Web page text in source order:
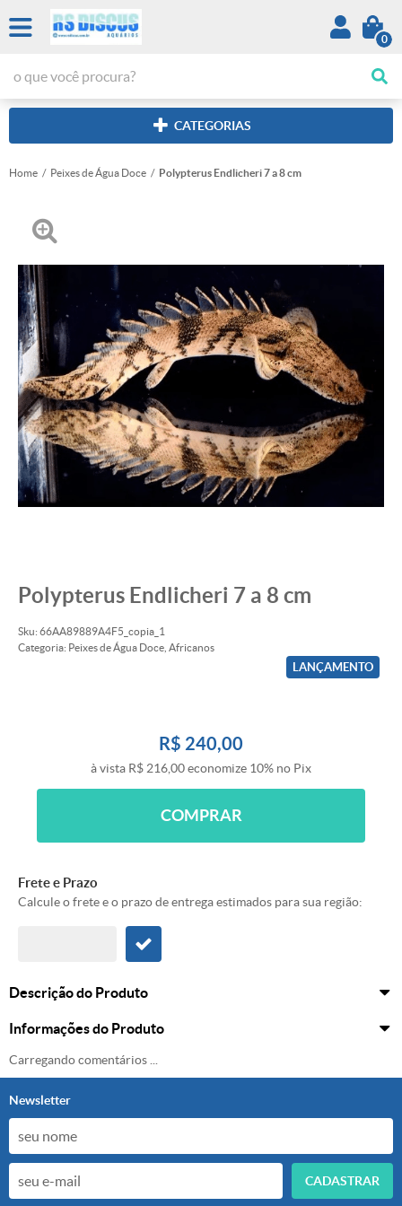
0
CATEGORIAS
Home Peixes de Água Doce Polypterus Endlicheri 7 a 8 cm
Polypterus Endlicheri 7 a 8 cm
Sku: 66AA89889A4F5_copia_1
Categoria: Peixes de Água Doce Africanos
LANÇAMENTO
R$ 240,00
à vista R$ 216,00economize 10% no Pix
COMPRAR
Frete e Prazo
Calcule o frete e o prazo de entrega estimados para sua região:
Descrição do Produto
Informações do Produto
Carregando comentários ...
Newsletter
CADASTRAR